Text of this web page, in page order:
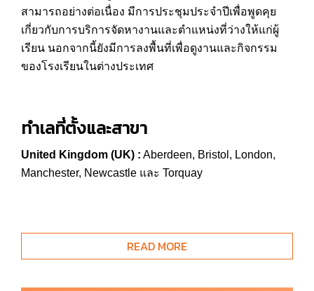
สามารถอย่างต่อเนื่อง มีการประชุมประจำปีเพื่อพูดคุย
เกี่ยวกับการบริการจัดหางานและตำแหน่งที่ว่างให้แก่ผู้
เรียน นอกจากนี้ยังมีการลงพื้นที่เพื่อดูงานและกิจกรรม
ของโรงเรียนในต่างประเทศ
ทำเลที่ตั้งและสาขา
United Kingdom (UK) : Aberdeen, Bristol, London,
Manchester, Newcastle และ Torquay
หลักสูตรที่เปิดสอน
ใบประกาศนียบัตรภาษาHINDI (Certificate)
READ MORE